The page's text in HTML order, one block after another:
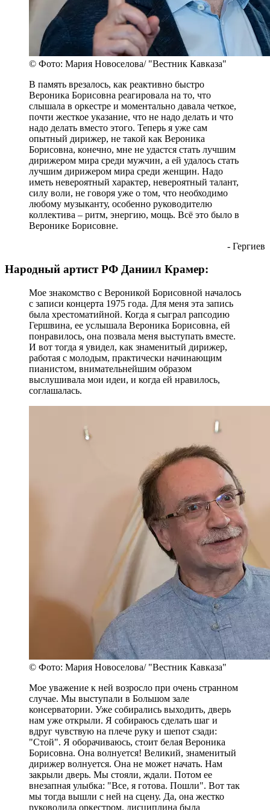
© Фото: Мария Новоселова/ "Вестник Кавказа"
В память врезалось, как реактивно быстро
Вероника Борисовна реагировала на то, что
слышала в оркестре и моментально давала четкое,
почти жесткое указание, что не надо делать и что
надо делать вместо этого. Теперь я уже сам
опытный дирижер, не такой как Вероника
Борисовна, конечно, мне не удастся стать лучшим
дирижером мира среди мужчин, а ей удалось стать
лучшим дирижером мира среди женщин. Надо
иметь невероятный характер, невероятный талант,
силу воли, не говоря уже о том, что необходимо
любому музыканту, особенно руководителю
коллектива – ритм, энергию, мощь. Всё это было в
Веронике Борисовне.
- Гергиев
Народный артист РФ Даниил Крамер:
Мое знакомство с Вероникой Борисовной началось
с записи концерта 1975 года. Для меня эта запись
была хрестоматийной. Когда я сыграл рапсодию
Гершвина, ее услышала Вероника Борисовна, ей
понравилось, она позвала меня выступать вместе.
И вот тогда я увидел, как знаменитый дирижер,
работая с молодым, практически начинающим
пианистом, внимательнейшим образом
выслушивала мои идеи, и когда ей нравилось,
соглашалась.
© Фото: Мария Новоселова/ "Вестник Кавказа"
Мое уважение к ней возросло при очень странном
случае. Мы выступали в Большом зале
консерватории. Уже собирались выходить, дверь
нам уже открыли. Я собираюсь сделать шаг и
вдруг чувствую на плече руку и шепот сзади:
"Стой". Я оборачиваюсь, стоит белая Вероника
Борисовна. Она волнуется! Великий, знаменитый
дирижер волнуется. Она не может начать. Нам
закрыли дверь. Мы стояли, ждали. Потом ее
внезапная улыбка: "Все, я готова. Пошли". Вот так
мы тогда вышли с ней на сцену. Да, она жестко
руководила оркестром, дисциплина была